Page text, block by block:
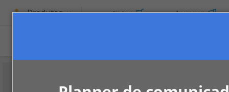
Produtos Cotar Anunciar